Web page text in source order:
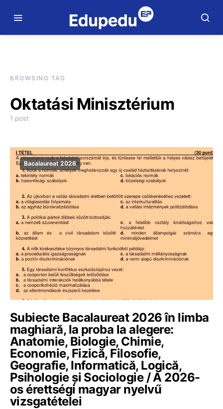
BROWSING TAG
Oktatási Minisztérium
1 post
Bacalaureat 2026
Subiecte Bacalaureat 2026 în limba
maghiară, la proba la alegere:
Anatomie, Biologie, Chimie,
Economie, Fizică, Filosofie,
Geografie, Informatică, Logică,
Psihologie și Sociologie / A 2026-
os érettségi magyar nyelvű
vizsgatételei